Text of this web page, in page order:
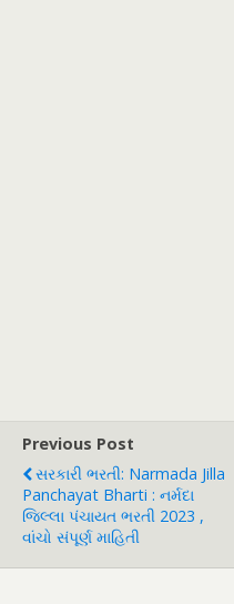
Previous Post
સરકારી ભરતી: Narmada Jilla
Panchayat Bharti : નર્મદા
જિલ્લા પંચાયત ભરતી 2023 ,
વાંચો સંપૂર્ણ માહિતી